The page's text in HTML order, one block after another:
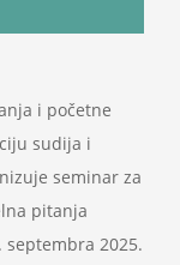
i početne
sudija i
seminar za
pitanja
septembra 2025.